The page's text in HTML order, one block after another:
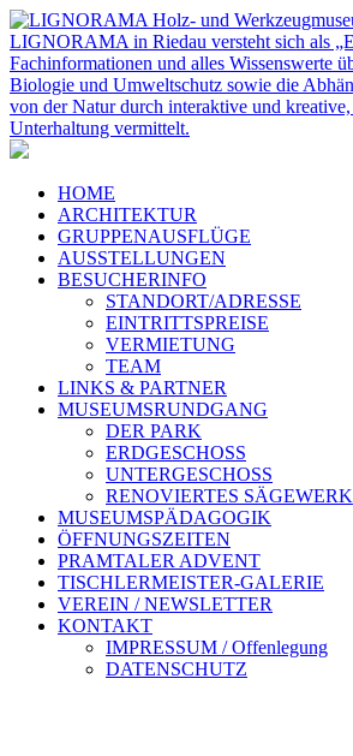
HOME
ARCHITEKTUR
GRUPPENAUSFLÜGE
AUSSTELLUNGEN
BESUCHERINFO
STANDORT/ADRESSE
EINTRITTSPREISE
VERMIETUNG
TEAM
LINKS & PARTNER
MUSEUMSRUNDGANG
DER PARK
ERDGESCHOSS
UNTERGESCHOSS
RENOVIERTES SÄGEWERK
MUSEUMSPÄDAGOGIK
ÖFFNUNGSZEITEN
PRAMTALER ADVENT
TISCHLERMEISTER-GALERIE
VEREIN / NEWSLETTER
KONTAKT
IMPRESSUM / Offenlegung
DATENSCHUTZ